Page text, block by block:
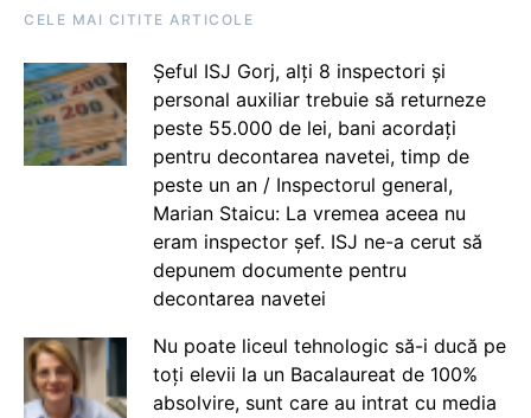
CELE MAI CITITE ARTICOLE
Șeful ISJ Gorj, alți 8 inspectori și
personal auxiliar trebuie să returneze
peste 55.000 de lei, bani acordați
pentru decontarea navetei, timp de
peste un an / Inspectorul general,
Marian Staicu: La vremea aceea nu
eram inspector șef. ISJ ne-a cerut să
depunem documente pentru
decontarea navetei
Nu poate liceul tehnologic să-i ducă pe
toți elevii la un Bacalaureat de 100%
absolvire, sunt care au intrat cu media